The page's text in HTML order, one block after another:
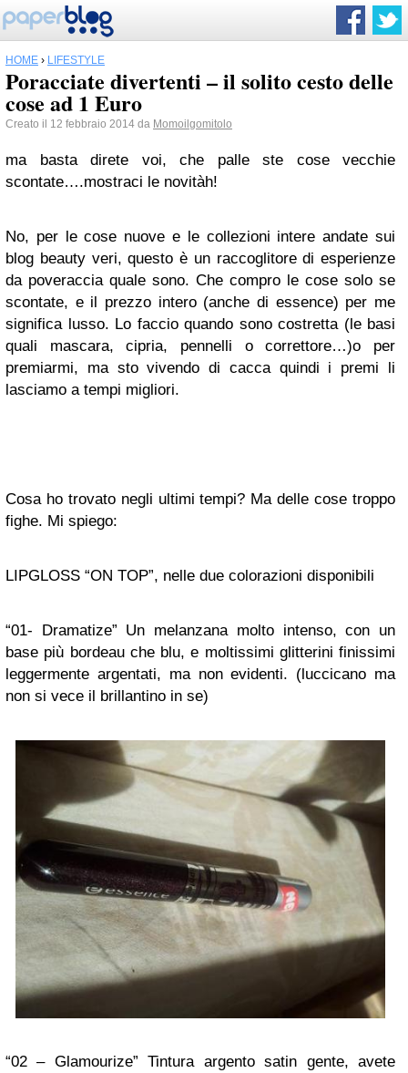
HOME › LIFESTYLE
Poracciate divertenti – il solito cesto delle
cose ad 1 Euro
Creato il 12 febbraio 2014 da Momoilgomitolo
ma basta direte voi, che palle ste cose vecchie
scontate….mostraci le novitàh!
No, per le cose nuove e le collezioni intere andate sui
blog beauty veri, questo è un raccoglitore di esperienze
da poveraccia quale sono. Che compro le cose solo se
scontate, e il prezzo intero (anche di essence) per me
significa lusso. Lo faccio quando sono costretta (le basi
quali mascara, cipria, pennelli o correttore…)o per
premiarmi, ma sto vivendo di cacca quindi i premi li
lasciamo a tempi migliori.
Cosa ho trovato negli ultimi tempi? Ma delle cose troppo
fighe. Mi spiego:
LIPGLOSS “ON TOP”, nelle due colorazioni disponibili
“01- Dramatize” Un melanzana molto intenso, con un
base più bordeau che blu, e moltissimi glitterini finissimi
leggermente argentati, ma non evidenti. (luccicano ma
non si vece il brillantino in se)
“02 – Glamourize” Tintura argento satin gente, avete